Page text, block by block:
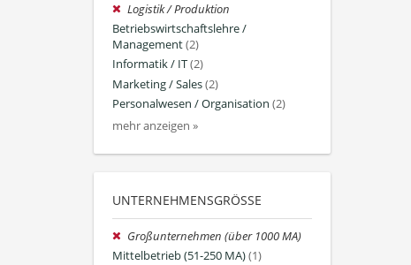
Logistik / Produktion
Betriebswirtschaftslehre /
Management(2)
Informatik / IT(2)
Marketing / Sales(2)
Personalwesen / Organisation (2)
mehr anzeigen »
UNTERNEHMENSGRÖSSE
Großunternehmen (über 1000 MA)
Mittelbetrieb (51-250 MA)(1)